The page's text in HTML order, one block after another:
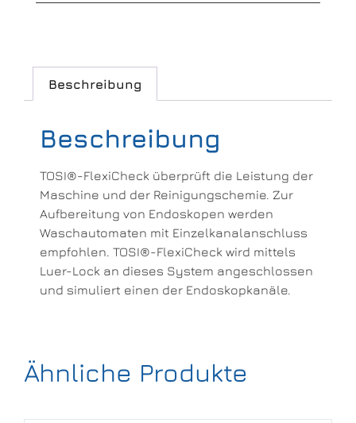
Beschreibung
Beschreibung
TOSI®-FlexiCheck überprüft die Leistung der
Maschine und der Reinigungschemie. Zur
Aufbereitung von Endoskopen werden
Waschautomaten mit Einzelkanalanschluss
empfohlen. TOSI®-FlexiCheck wird mittels
Luer-Lock an dieses System angeschlossen
und simuliert einen der Endoskopkanäle.
Ähnliche Produkte